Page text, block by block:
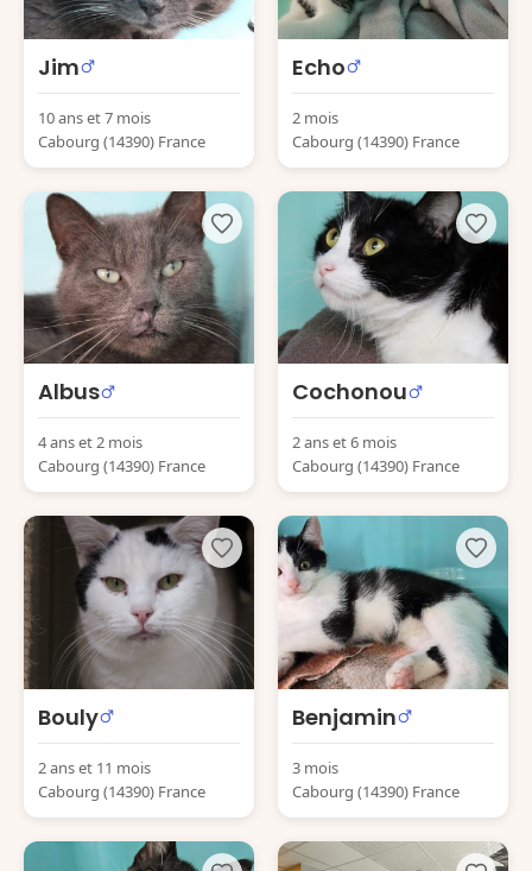
Jim
10 ans et 7 mois
Cabourg (14390) France
Echo
2 mois
Cabourg (14390) France
Albus
4 ans et 2 mois
Cabourg (14390) France
Cochonou
2 ans et 6 mois
Cabourg (14390) France
Bouly
2 ans et 11 mois
Cabourg (14390) France
Benjamin
3 mois
Cabourg (14390) France